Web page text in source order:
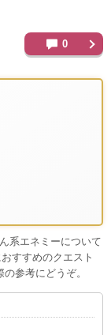
0
系エネミーについて
すすめのクエスト
参考にどうぞ。